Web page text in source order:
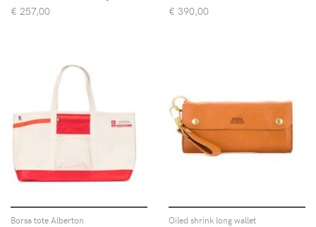
€ 257,00
€ 390,00
Borsa tote Alberton Oiled shrink long wallet